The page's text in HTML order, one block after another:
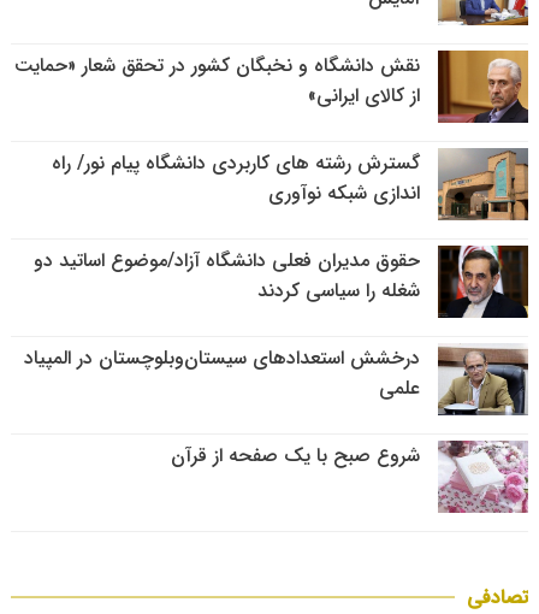
نقش دانشگاه و نخبگان کشور در تحقق شعار «حمایت
از کالای ایرانی»
گسترش رشته های کاربردی دانشگاه پیام نور/ راه
اندازی شبکه نوآوری
حقوق مدیران فعلی دانشگاه آزاد/موضوع اساتید دو
شغله را سیاسی کردند
درخشش استعدادهای سیستان‌وبلوچستان در المپیاد
علمی
شروع صبح با یک صفحه از قرآن
تصادفی